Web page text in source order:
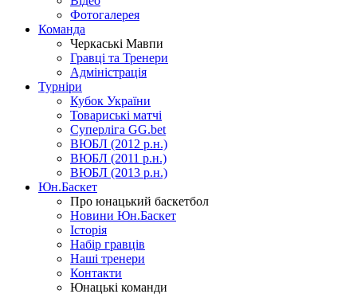
Фотогалерея
Команда
Черкаські Мавпи
Гравці та Тренери
Адміністрація
Турніри
Кубок України
Товариські матчі
Суперліга GG.bet
ВЮБЛ (2012 р.н.)
ВЮБЛ (2011 р.н.)
ВЮБЛ (2013 р.н.)
Юн.Баскет
Про юнацький баскетбол
Новини Юн.Баскет
Історія
Набір гравців
Наші тренери
Контакти
Юнацькі команди